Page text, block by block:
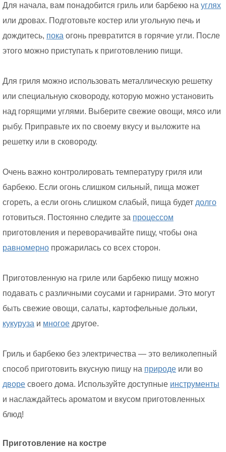
Для начала, вам понадобится гриль или барбекю на углях
или дровах. Подготовьте костер или угольную печь и
дождитесь, пока огонь превратится в горячие угли. После
этого можно приступать к приготовлению пищи.
Для гриля можно использовать металлическую решетку
или специальную сковороду, которую можно установить
над горящими углями. Выберите свежие овощи, мясо или
рыбу. Приправьте их по своему вкусу и выложите на
решетку или в сковороду.
Очень важно контролировать температуру гриля или
барбекю. Если огонь слишком сильный, пища может
сгореть, а если огонь слишком слабый, пища будет долго
готовиться. Постоянно следите за процессом
приготовления и переворачивайте пищу, чтобы она
равномерно прожарилась со всех сторон.
Приготовленную на гриле или барбекю пищу можно
подавать с различными соусами и гарнирами. Это могут
быть свежие овощи, салаты, картофельные дольки,
кукуруза и многое другое.
Гриль и барбекю без электричества — это великолепный
способ приготовить вкусную пищу на природе или во
дворе своего дома. Используйте доступные инструменты
и наслаждайтесь ароматом и вкусом приготовленных
блюд!
Приготовление на костре